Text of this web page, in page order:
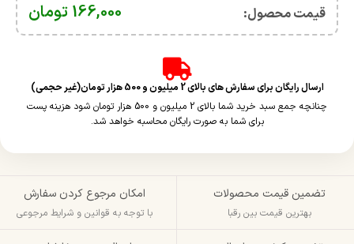
قیمت محصول:​ 166,000 تومان
ارسال رایگان برای سفارش های بالای 2 میلیون و 500 هزار تومان(غیر حجمی)
چنانچه جمع سبد خرید شما بالای 2 میلیون و 500 هزار تومان شود هزینه پست
برای شما به صورت رایگان محاسبه خواهد شد.
تضمین قیمت محصولات
بهترین قیمت بین رقبا
امکان مرجوع کردن سفارش
با توجه به قوانین و شرایط مرجوعی